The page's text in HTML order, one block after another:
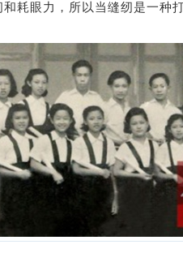
耗眼力，所以当缝纫是一种